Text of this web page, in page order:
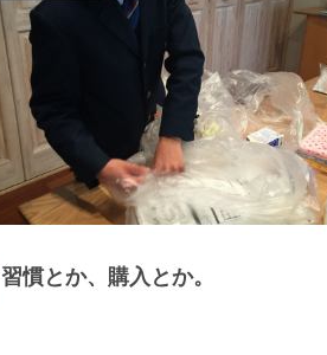
習慣とか、購入とか。